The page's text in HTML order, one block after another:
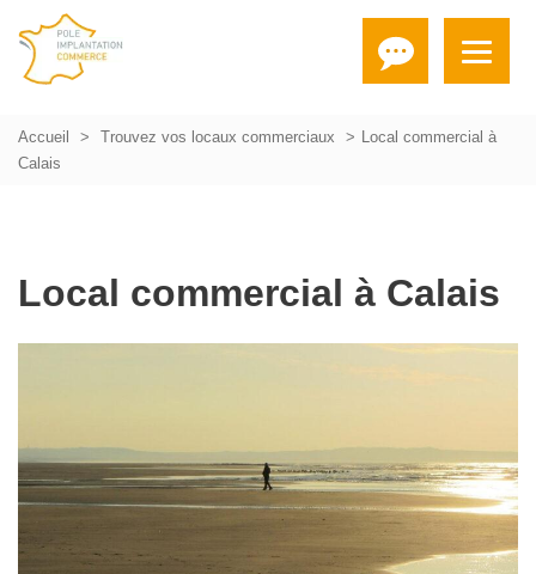
Accueil Trouvez vos locaux commerciaux
Local commercial à
Calais
Local commercial à Calais